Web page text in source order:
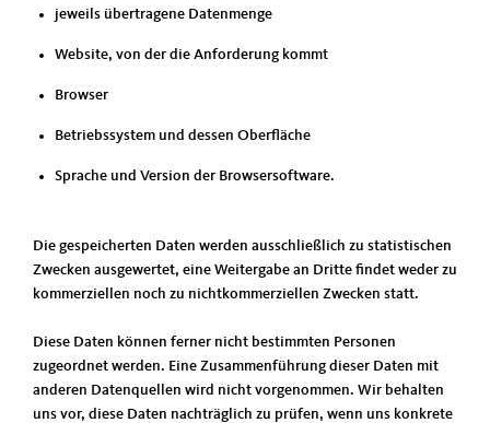
jeweils übertragene Datenmenge
Website, von der die Anforderung kommt
Browser
Betriebssystem und dessen Oberfläche
Sprache und Version der Browsersoftware.
Die gespeicherten Daten werden ausschließlich zu statistischen
Zwecken ausgewertet, eine Weitergabe an Dritte findet weder zu
kommerziellen noch zu nichtkommerziellen Zwecken statt.
Diese Daten können ferner nicht bestimmten Personen
zugeordnet werden. Eine Zusammenführung dieser Daten mit
anderen Datenquellen wird nicht vorgenommen. Wir behalten
uns vor, diese Daten nachträglich zu prüfen, wenn uns konkrete